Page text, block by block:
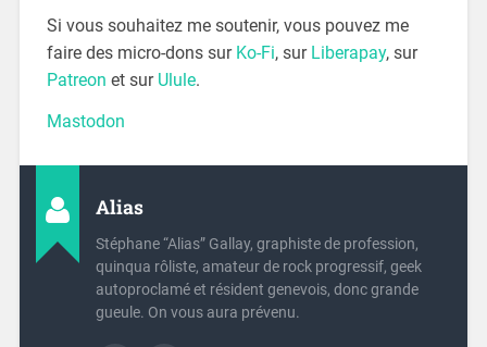
Si vous souhaitez me soutenir, vous pouvez me
faire des micro-dons sur Ko-Fi, sur Liberapay, sur
Patreon et sur Ulule.
Mastodon
Alias
Stéphane “Alias” Gallay, graphiste de profession,
quinqua rôliste, amateur de rock progressif, geek
autoproclamé et résident genevois, donc grande
gueule. On vous aura prévenu.